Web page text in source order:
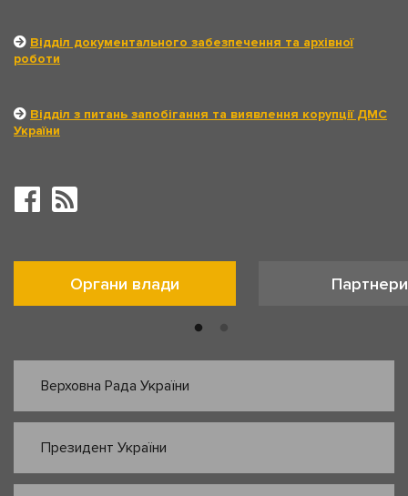
Відділ документального забезпечення та архівної
роботи
Відділ з питань запобігання та виявлення корупції ДМС
України
Органи влади Партнери
Верховна Рада України
Президент України